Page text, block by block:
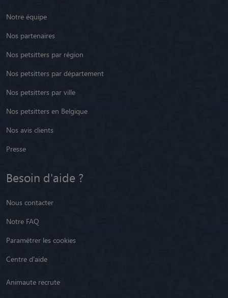
Notre équipe
Nos partenaires
Nos petsitters par région
Nos petsitters par département
Nos petsitters par ville
Nos petsitters en Belgique
Nos avis clients
Presse
Besoin d'aide ?
Nous contacter
Notre FAQ
Paramétrer les cookies
Centre d'aide
Animaute recrute